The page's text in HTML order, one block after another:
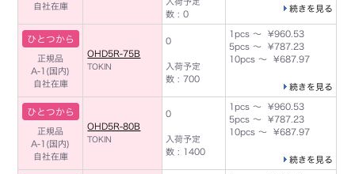
自社在庫
数 : 0
続きを見る
ひとつから
正規品
A-1(国内)
自社在庫
OHD5R-75B
TOKIN
0
入荷予定
数 : 700
1pcs ～ ¥960.53
5pcs ～ ¥787.23
10pcs ～ ¥687.97
続きを見る
ひとつから
正規品
A-1(国内)
自社在庫
OHD5R-80B
TOKIN
0
入荷予定
数 : 1400
1pcs ～ ¥960.53
5pcs ～ ¥787.23
10pcs ～ ¥687.97
続きを見る